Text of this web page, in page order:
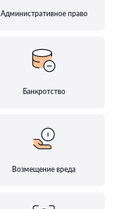
Административное право
Банкротство
Возмещение вреда